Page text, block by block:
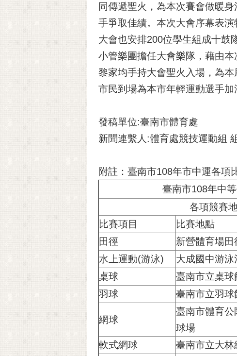
同傳遞聖火，為本次賽會做暖
手爭取佳績。本次大會序幕表
大會也安排200位學生組成十鼓
小管樂團擔任大會樂隊，藉由
黎家均手持大會聖火入場，為
市民到場為本市年輕運動選手
發稿單位:臺南市體育處
新聞連繫人:體育處競技運動組
附註：臺南市108年市中運各項
臺南市108年中
各項競賽
比賽項目
比賽地點
田徑
新營體育場田
水上運動(游泳)
大成國中游泳
桌球
臺南市立桌球
羽球
臺南市立羽球
網球
臺南市體育公
球場
軟式網球 臺南市立大林